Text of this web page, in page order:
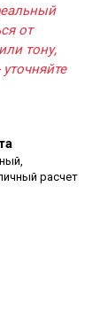
от
тону,
расчет